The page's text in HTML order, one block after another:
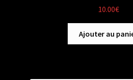
10.00€
Ajouter au